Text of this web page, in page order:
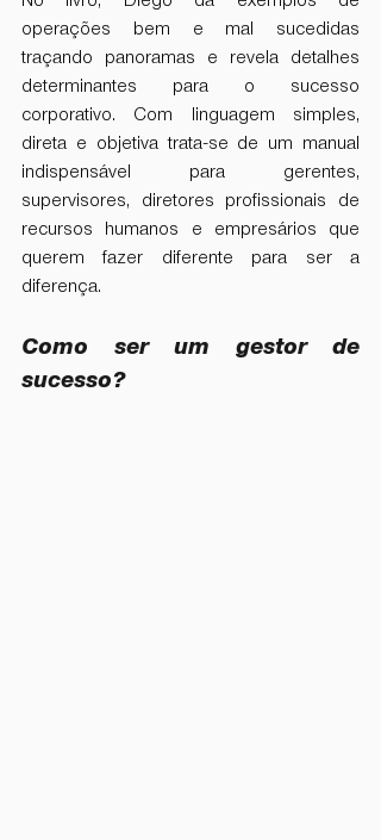
operações bem e mal sucedidas
traçando panoramas e revela detalhes
determinantes para o sucesso
corporativo. Com linguagem simples,
direta e objetiva trata-se de um manual
indispensável para gerentes,
supervisores, diretores profissionais de
recursos humanos e empresários que
querem fazer diferente para ser a
diferença.
Como ser um gestor de
sucesso?